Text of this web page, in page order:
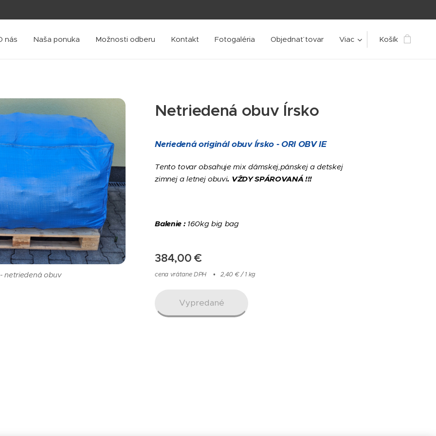
nás Naša ponuka Možnosti odberu Kontakt Fotogaléria Objednať tovar Viac Košík
Netriedená obuv Írsko
- netriedená obuv
- netriedená obuv
- netriedená obuv
- netriedená obuv
- netriedená obuv
Neriedená originál obuv Írsko - ORI OBV IE
Tento tovar obsahuje mix dámskej,pánskej a detskej
zimnej a letnej obuvi. VŽDY SPÁROVANÁ !!!
Balenie : 160kg big bag
384,00 €
cena vrátane DPH 2,40 € / 1 kg
Vypredané